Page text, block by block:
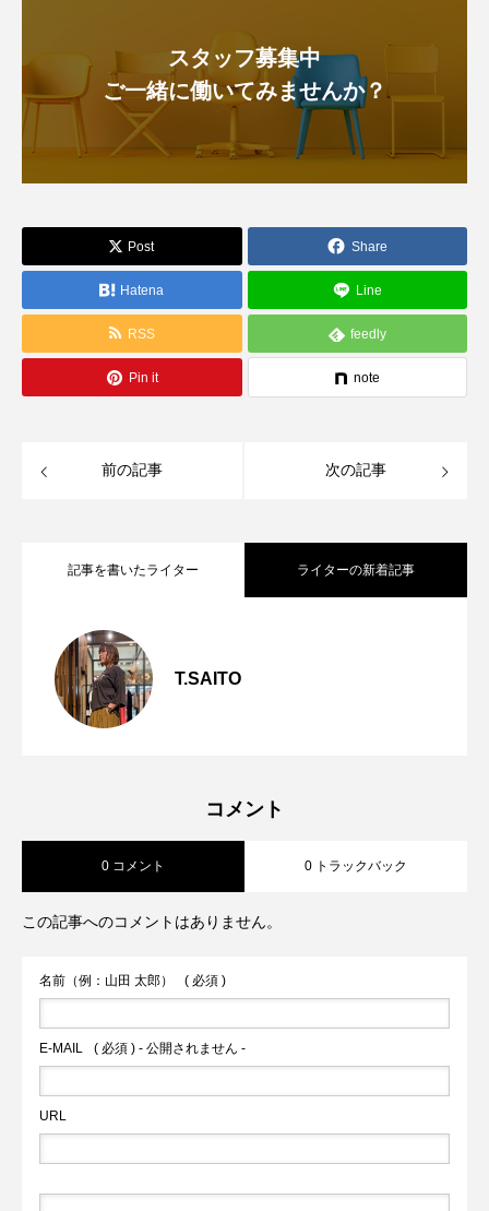
スタッフ募集中
ご一緒に働いてみませんか？
Post Share
Hatena Line
RSS feedly
Pin it note
前の記事 次の記事
記事を書いたライター ライターの新着記事
T.SAITO
2026.08.06
2026.07.29
～【MARGAUX VINTAGE】
コメント
0 コメント 0 トラックバック
この記事へのコメントはありません。
名前（例：山田 太郎） ( 必須 )
E-MAIL ( 必須 ) - 公開されません -
URL